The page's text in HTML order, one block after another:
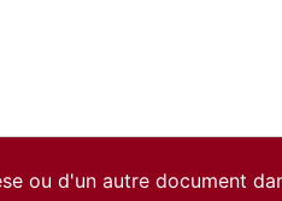
ou d'un autre document